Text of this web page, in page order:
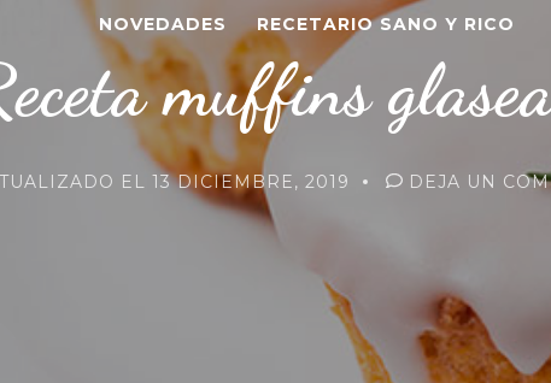
NOVEDADES RECETARIO SANO Y RICO
muffins
EL 13 DICIEMBRE, 2019 DEJA UN